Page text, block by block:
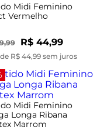
Midi Feminino
Vermelho
R$ 44,99
R$ 44,99 sem juros
Midi Feminino
Longa Ribana
Marrom